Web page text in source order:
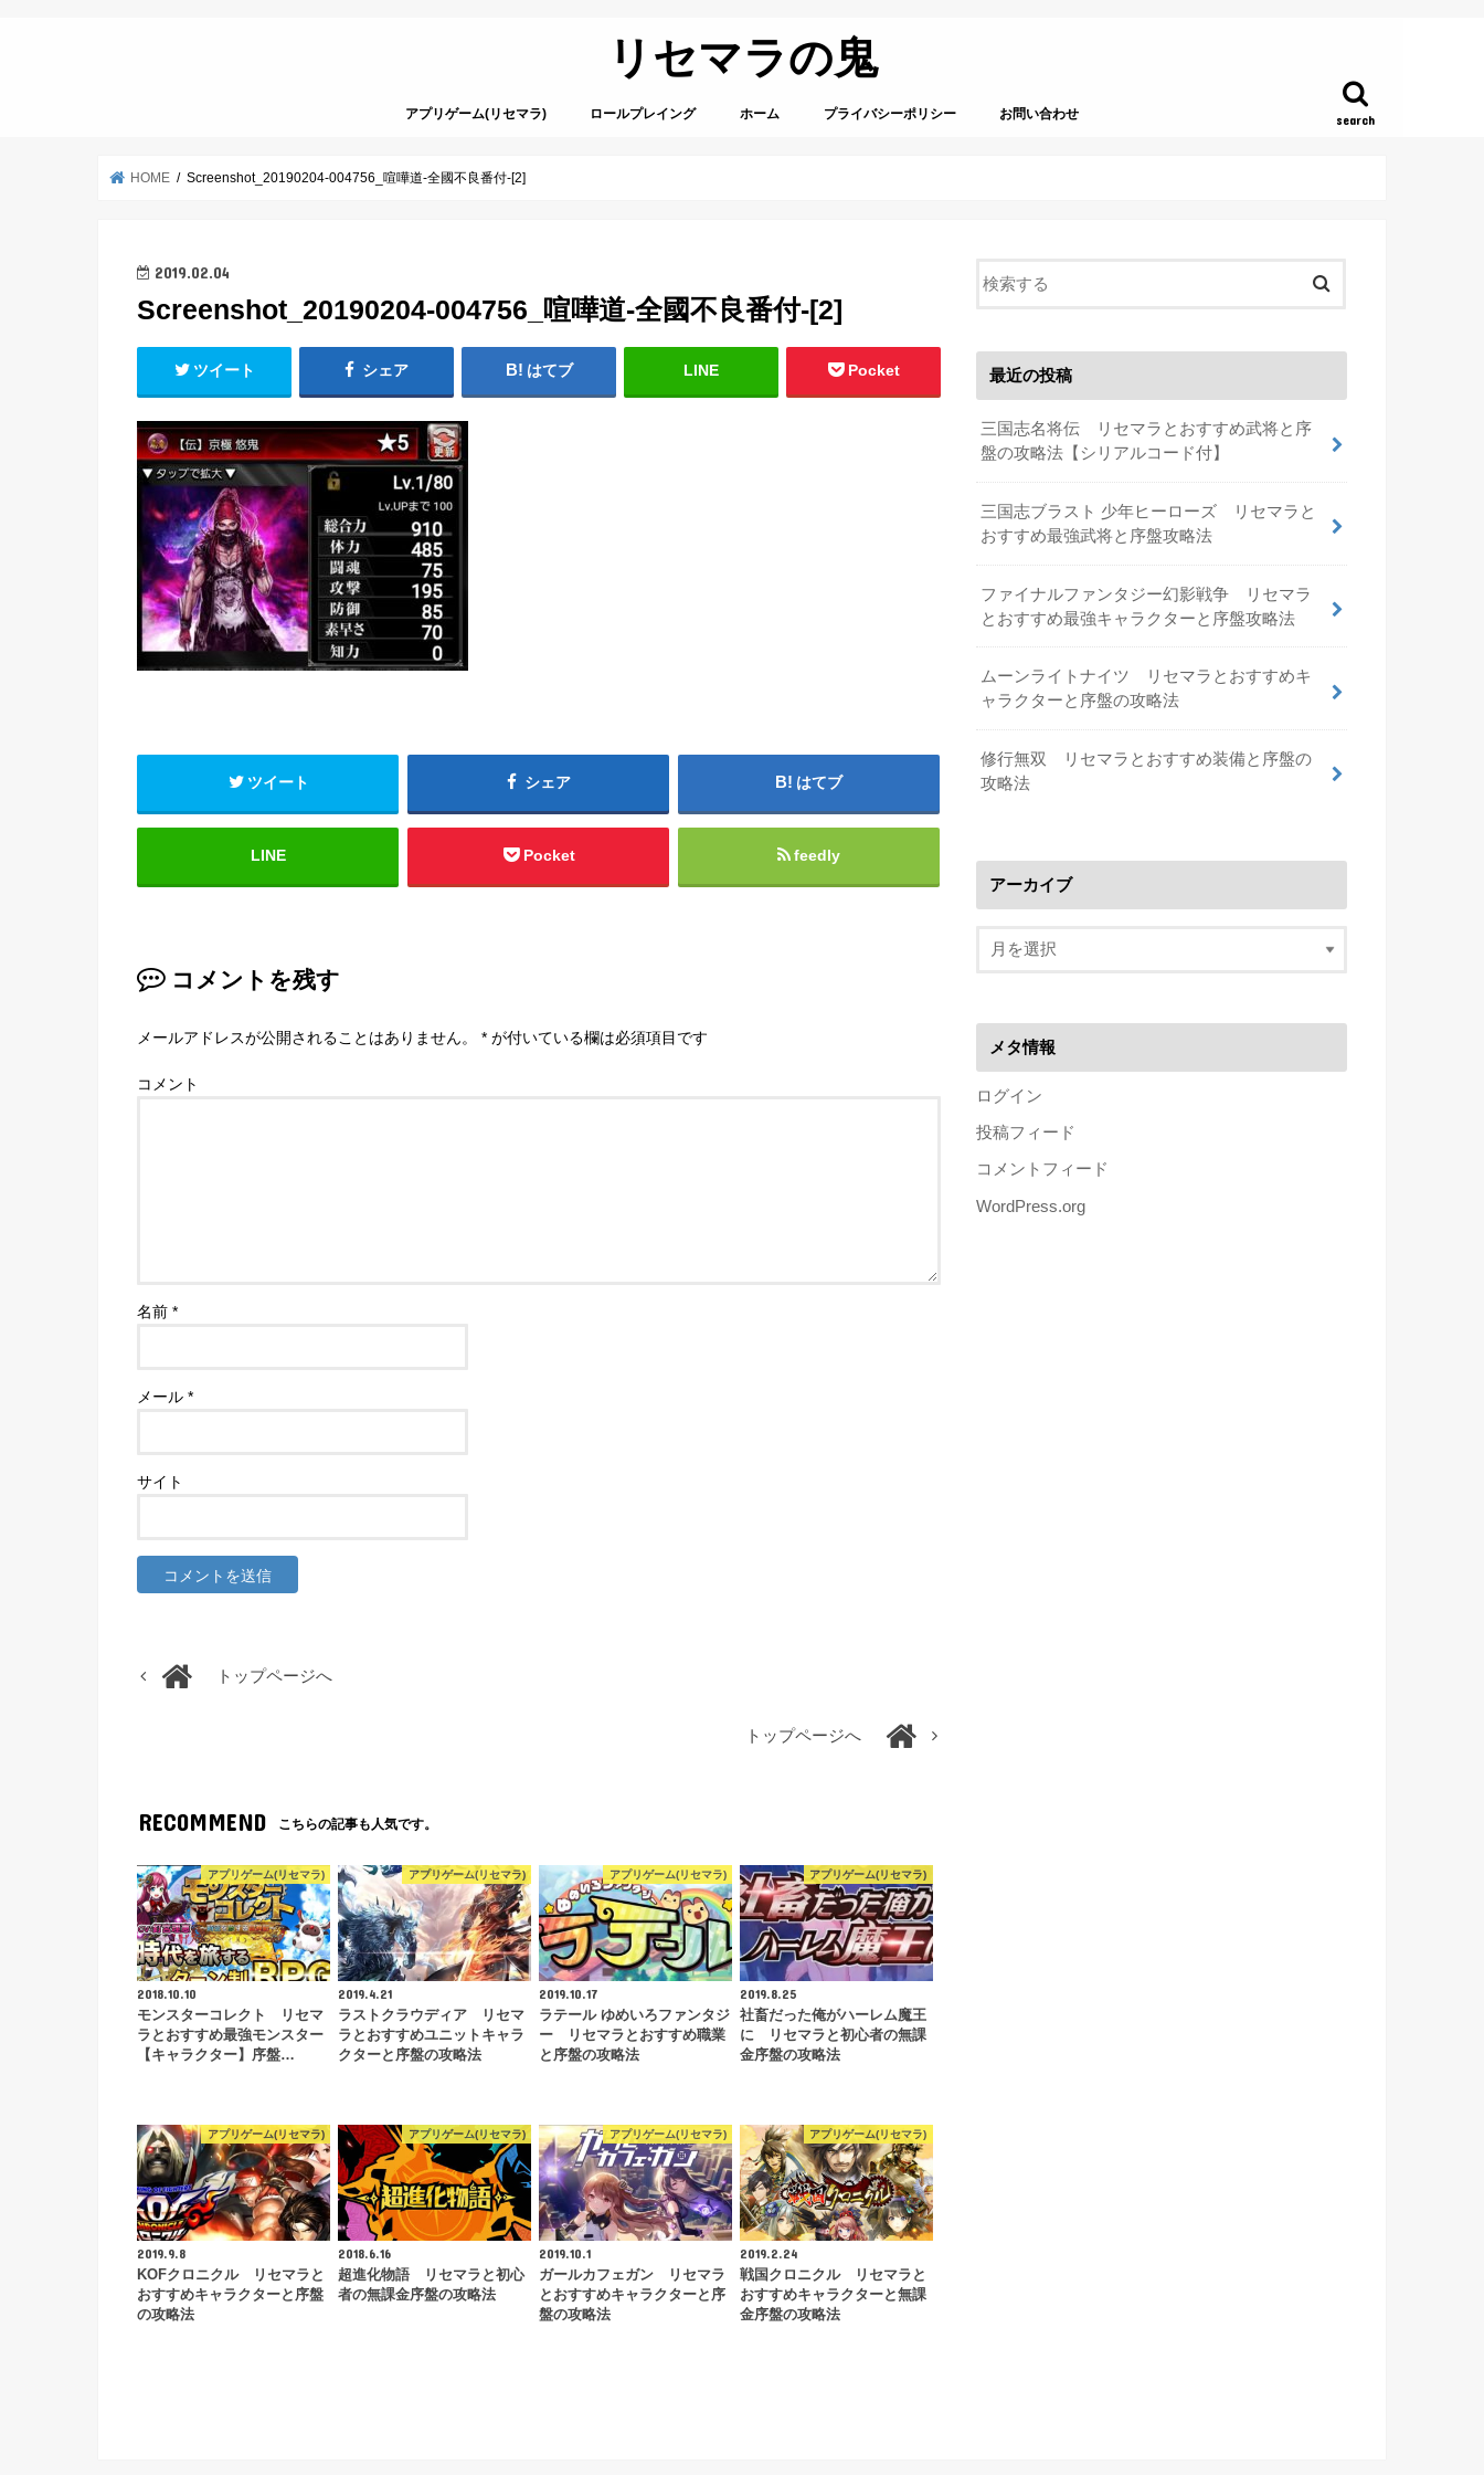
リセマラの鬼
search
アプリゲーム(リセマラ) ロールプレイング ホーム プライバシーポリシー お問い合わせ
HOME Screenshot_20190204-004756_喧嘩道‐全國不良番付-[2]
2019.02.04
Screenshot_20190204-004756_喧嘩道‐全國不良番付-[2]
ツイート シェア はてブ LINE Pocket
ツイート シェア はてブ
LINE Pocket feedly
コメントを残す
メールアドレスが公開されることはありません。 * が付いている欄は必須項目です
コメント
名前 *
メール *
サイト
トップページへ
トップページへ
RECOMMEND こちらの記事も人気です。
アプリゲーム(リセマラ)
2018.10.10
モンスターコレクト リセマ
ラとおすすめ最強モンスター
【キャラクター】序盤…
アプリゲーム(リセマラ)
2019.4.21
ラストクラウディア リセマ
ラとおすすめユニットキャラ
クターと序盤の攻略法
アプリゲーム(リセマラ)
2019.10.17
ラテール ゆめいろファンタジ
ー リセマラとおすすめ職業
と序盤の攻略法
アプリゲーム(リセマラ)
2019.8.25
社畜だった俺がハーレム魔王
に リセマラと初心者の無課
金序盤の攻略法
アプリゲーム(リセマラ)
2019.9.8
KOFクロニクル リセマラと
おすすめキャラクターと序盤
の攻略法
アプリゲーム(リセマラ)
2018.6.16
超進化物語 リセマラと初心
者の無課金序盤の攻略法
アプリゲーム(リセマラ)
2019.10.1
ガールカフェガン リセマラ
とおすすめキャラクターと序
盤の攻略法
アプリゲーム(リセマラ)
2019.2.24
戦国クロニクル リセマラと
おすすめキャラクターと無課
金序盤の攻略法
最近の投稿
三国志名将伝 リセマラとおすすめ武将と序
盤の攻略法【シリアルコード付】
三国志ブラスト 少年ヒーローズ リセマラと
おすすめ最強武将と序盤攻略法
ファイナルファンタジー幻影戦争 リセマラ
とおすすめ最強キャラクターと序盤攻略法
ムーンライトナイツ リセマラとおすすめキ
ャラクターと序盤の攻略法
修行無双 リセマラとおすすめ装備と序盤の
攻略法
アーカイブ
メタ情報
ログイン
投稿フィード
コメントフィード
WordPress.org